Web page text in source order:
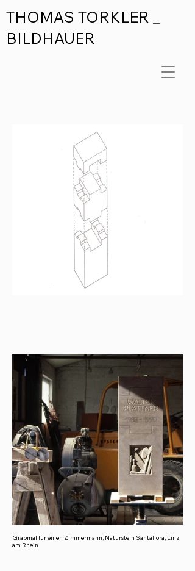
THOMAS TORKLER _
BILDHAUER
Grabmal für einen Zimmermann, Naturstein Santafiora, Linz
am Rhein